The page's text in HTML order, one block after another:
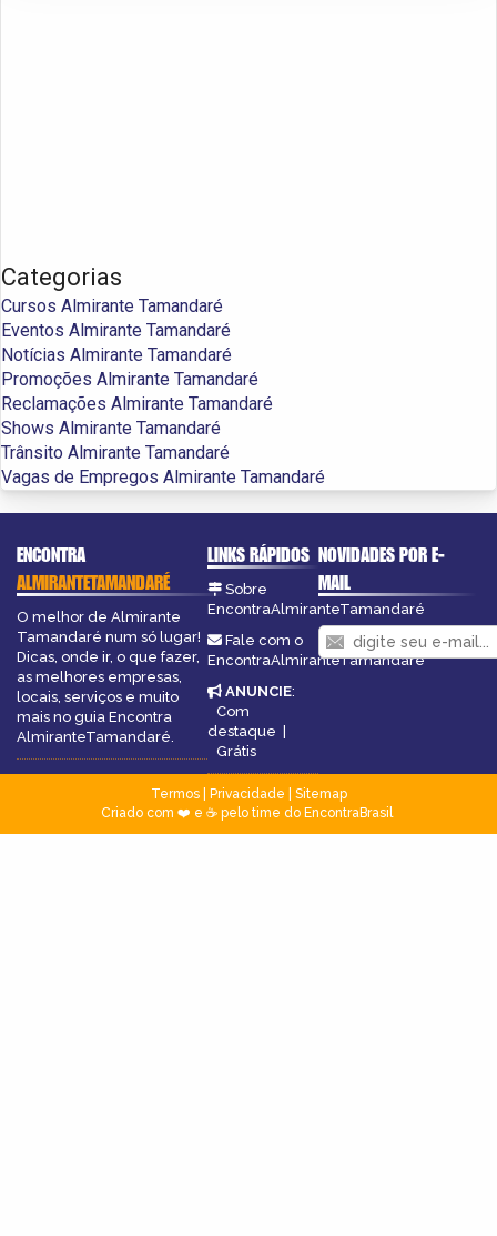
Categorias
Cursos Almirante Tamandaré
Eventos Almirante Tamandaré
Notícias Almirante Tamandaré
Promoções Almirante Tamandaré
Reclamações Almirante Tamandaré
Shows Almirante Tamandaré
Trânsito Almirante Tamandaré
Vagas de Empregos Almirante Tamandaré
ENCONTRA
ALMIRANTETAMANDARÉ
O melhor de Almirante
Tamandaré num só lugar!
Dicas, onde ir, o que fazer,
as melhores empresas,
locais, serviços e muito
mais no guia Encontra
AlmiranteTamandaré.
LINKS RÁPIDOS
Sobre
EncontraAlmiranteTamandaré
Fale com o
EncontraAlmiranteTamandaré
ANUNCIE:
Com
destaque |
Grátis
NOVIDADES POR E-
MAIL
Termos| Privacidade
Sitemap
Criado com ❤️ e ☕ pelo time do EncontraBrasil